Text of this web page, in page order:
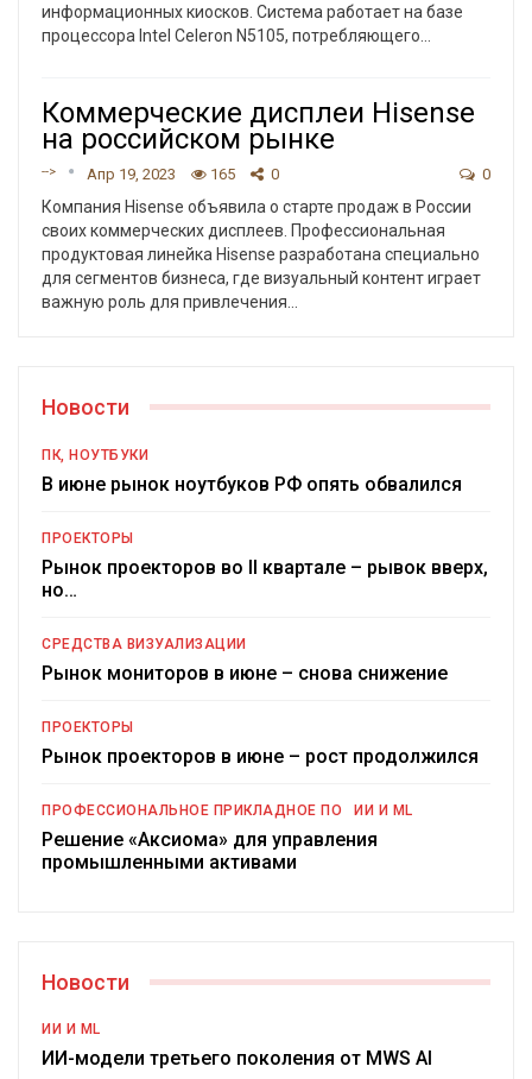
информационных киосков. Система работает на базе
процессора Intel Celeron N5105, потребляющего
Коммерческие дисплеи Hisense
на российском рынке
--> Апр 19, 2023 165 0 0
Компания Hisense объявила о старте продаж в России
своих коммерческих дисплеев. Профессиональная
продуктовая линейка Hisense разработана специально
для сегментов бизнеса, где визуальный контент играет
важную роль для привлечения
Новости
ПК, НОУТБУКИ
В июне рынок ноутбуков РФ опять обвалился
ПРОЕКТОРЫ
Рынок проекторов во II квартале – рывок вверх,
но…
СРЕДСТВА ВИЗУАЛИЗАЦИИ
Рынок мониторов в июне – снова снижение
ПРОЕКТОРЫ
Рынок проекторов в июне – рост продолжился
ПРОФЕССИОНАЛЬНОЕ ПРИКЛАДНОЕ ПО ИИ И ML
Решение «Аксиома» для управления
промышленными активами
Новости
ИИ И ML
ИИ-модели третьего поколения от MWS AI